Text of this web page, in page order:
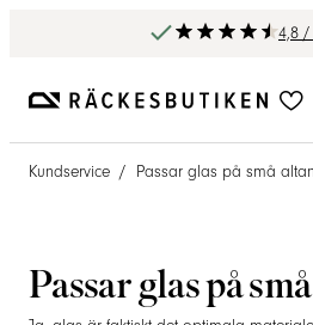
4,8 /
Kundservice / Passar glas på små
Passar glas på